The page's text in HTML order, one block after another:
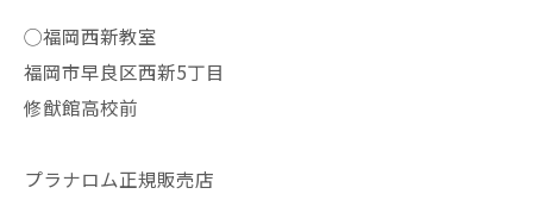
◯福岡西新教室
福岡市早良区西新5丁目
修猷館高校前
プラナロム正規販売店